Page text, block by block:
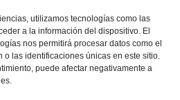
utilizamos tecnologías como las
a la información del dispositivo. El
nos permitirá procesar datos como el
o las identificaciones únicas en este sitio.
puede afectar negativamente a
legal
de privacidad
de cookies (UE)